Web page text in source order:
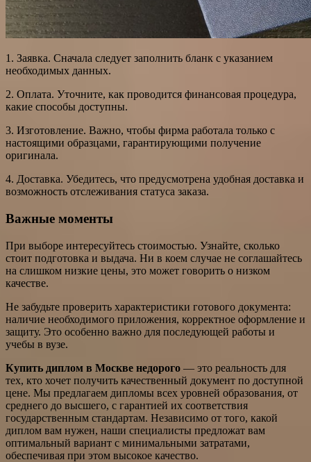
1. Заявка. Сначала следует заполнить бланк с указанием
необходимых данных.
2. Оплата. Уточните, как проводится финансовая процедура,
какие способы доступны.
3. Изготовление. Важно, чтобы фирма работала только с
настоящими образцами, гарантирующими получение
оригинала.
4. Доставка. Убедитесь, что предусмотрена удобная доставка и
возможность отслеживания статуса заказа.
Важные моменты
При выборе интересуйтесь стоимостью. Узнайте, сколько
стоит подготовка и выдача. Ни в коем случае не соглашайтесь
на слишком низкие цены, это может говорить о низком
качестве.
Не забудьте проверить характеристики готового документа:
наличие необходимого приложения, корректное оформление и
защиту. Это особенно важно для последующей работы и
учебы в вузе.
Купить диплом в Москве недорого — это реальность для
тех, кто хочет получить качественный документ по доступной
цене. Мы предлагаем дипломы всех уровней образования, от
среднего до высшего, с гарантией их соответствия
государственным стандартам. Независимо от того, какой
диплом вам нужен, наши специалисты предложат вам
оптимальный вариант с минимальными затратами,
обеспечивая при этом высокое качество.